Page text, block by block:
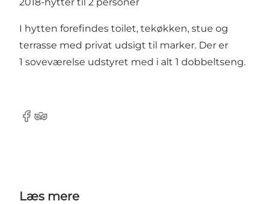
I hytten forefindes toilet, tekøkken, stue og
terrasse med privat udsigt til marker. Der er
1 soveværelse udstyret med i alt 1 dobbeltseng.
Facebook
Tripadvisor
Læs mere